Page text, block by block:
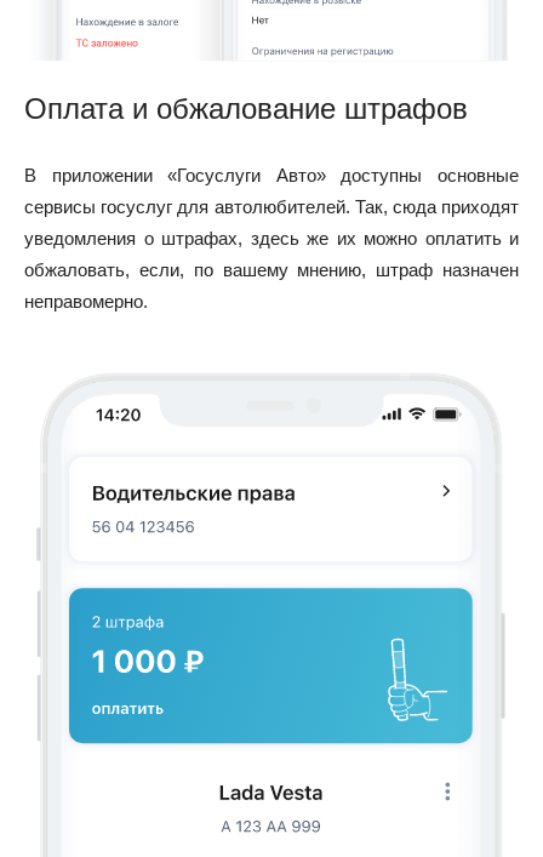
Оплата и обжалование штрафов
В приложении «Госуслуги Авто» доступны основные
сервисы госуслуг для автолюбителей. Так, сюда приходят
уведомления о штрафах, здесь же их можно оплатить и
обжаловать, если, по вашему мнению, штраф назначен
неправомерно.